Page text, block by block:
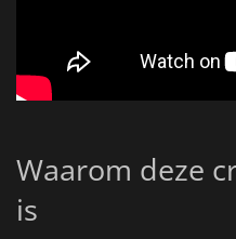
Waarom deze
is